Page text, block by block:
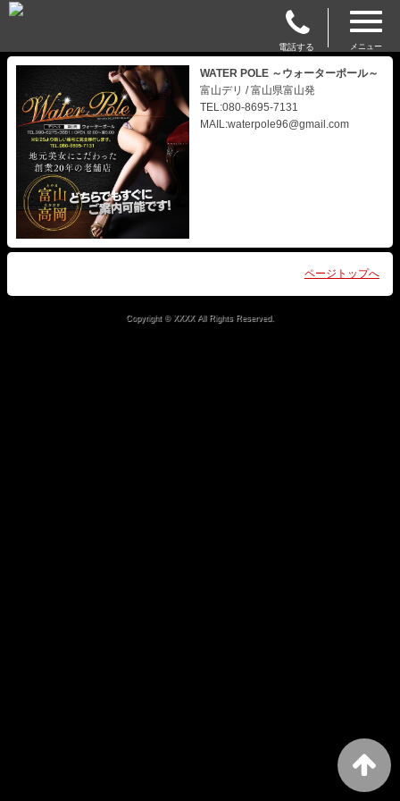
電話する メニュー
WATER POLE ～ウォーターポール～
富山デリ / 富山県富山発
TEL:080-8695-7131
MAIL:waterpole96@gmail.com
ページトップへ
Copyright © XXXX All Rights Reserved.